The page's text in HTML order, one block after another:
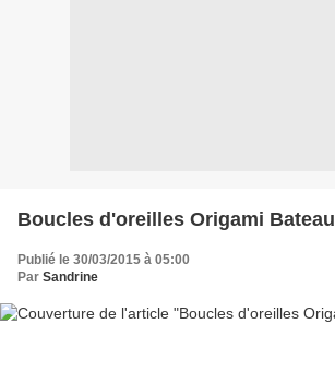
Boucles d'oreilles Origami Bateau
Publié le 30/03/2015 à 05:00
Par Sandrine